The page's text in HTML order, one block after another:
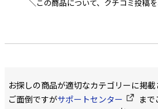
＼この商品について、クチコミ投稿
お探しの商品が適切なカテゴリーに掲載
ご面倒ですがサポートセンター
ま